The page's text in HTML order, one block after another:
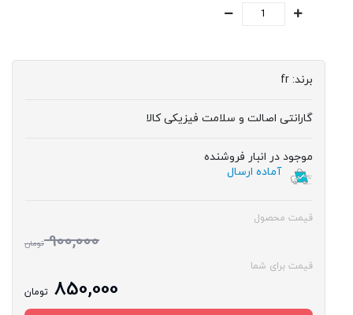
برند: fr
گارانتی اصالت و سلامت فیزیکی کالا
موجود در انبار فروشنده
آماده ارسال
قیمت محصول
900,000 تومان
قیمت برای شما
850,000 تومان